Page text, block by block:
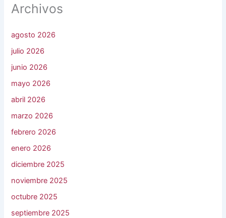
Archivos
agosto 2026
julio 2026
junio 2026
mayo 2026
abril 2026
marzo 2026
febrero 2026
enero 2026
diciembre 2025
noviembre 2025
octubre 2025
septiembre 2025